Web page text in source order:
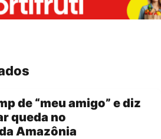
de “meu amigo” e diz
queda no
Amazônia